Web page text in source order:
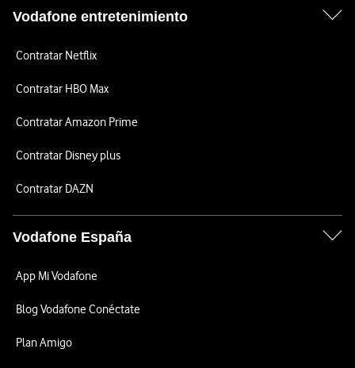
Vodafone entretenimiento
Contratar Netflix
Contratar HBO Max
Contratar Amazon Prime
Contratar Disney plus
Contratar DAZN
Vodafone España
App Mi Vodafone
Blog Vodafone Conéctate
Plan Amigo